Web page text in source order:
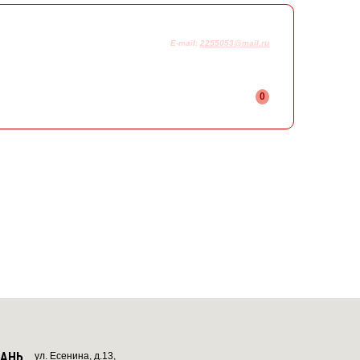
E-mail: 2255053@mail.ru
0
ул. Есенина, д.13,